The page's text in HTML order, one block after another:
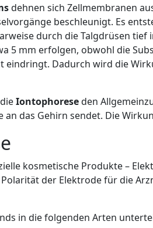
dehnen sich Zellmembranen
beschleunigt. Es
durch die Talgdrüsen tief
5 mm erfolgen, obwohl die
eindringt. Dadurch wird die
Iontophoreseden
das Gehirn sendet. Die
kosmetische Produkte –
Polarität der Elektrode für die
in die folgenden Arten